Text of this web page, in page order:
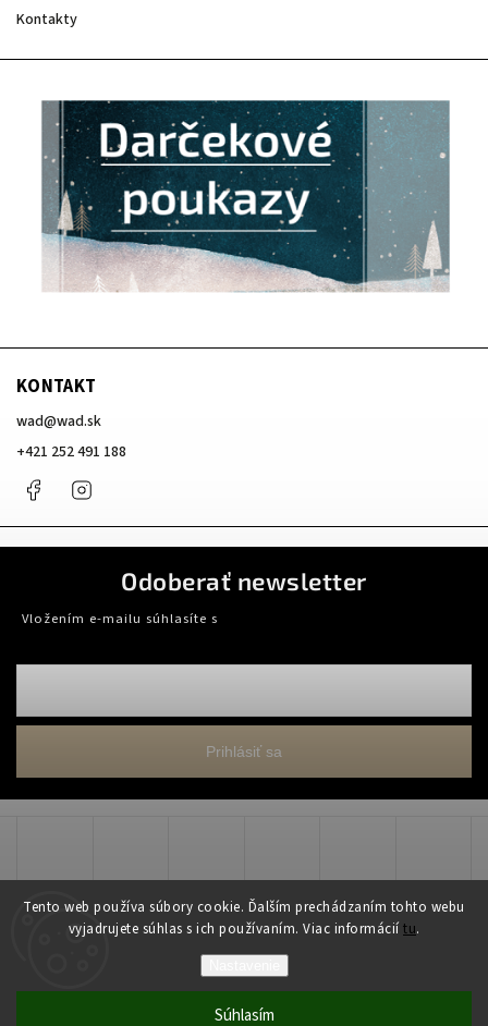
Tento web používa súbory cookie. Ďalším prechádzaním tohto webu
vyjadrujete súhlas s ich používaním. Viac informácií tu.
Súhlasím
Kontakty
KONTAKT
wad@wad.sk
+421 252 491 188
Facebook
Odoberať newsletter
Vložením e-mailu súhlasíte s
Prihlásiť sa
Vytvoril Shoptet
Copyright 2026 WADART, s.r.o. . Všetky práva vyhradené.
Grafický návrh vytvořil a nakódoval